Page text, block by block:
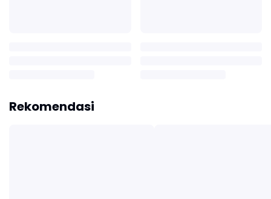
Rekomendasi